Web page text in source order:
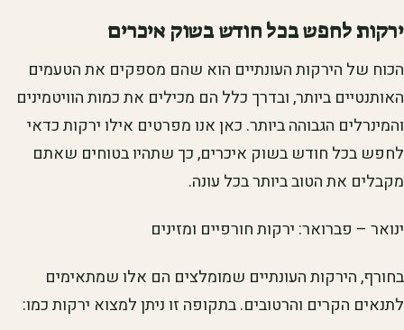
ירקות לחפש בכל חודש בשוק איכרים
הכוח של הירקות העונתיים הוא שהם מספקים את הטעמים
האותנטיים ביותר, ובדרך כלל הם מכילים את כמות הוויטמינים
והמינרלים הגבוהה ביותר. כאן אנו מפרטים אילו ירקות כדאי
לחפש בכל חודש בשוק איכרים, כך שתהיו בטוחים שאתם
מקבלים את הטוב ביותר בכל עונה.
ינואר – פברואר: ירקות חורפיים ומזינים
בחורף, הירקות העונתיים שמומלצים הם אלו שמתאימים
לתנאים הקרים והרטובים. בתקופה זו ניתן למצוא ירקות כמו: